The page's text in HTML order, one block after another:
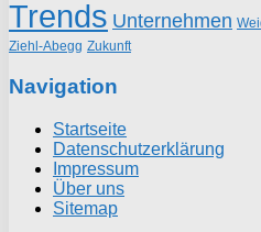
Trends Unternehmen
Ziehl-Abegg Zukunft
Navigation
Startseite
Datenschutzerklärung
Impressum
Über uns
Sitemap